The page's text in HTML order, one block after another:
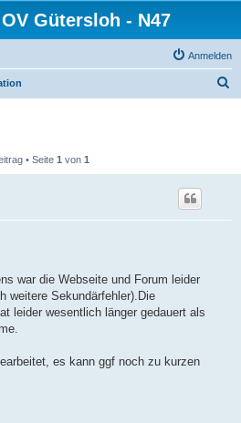
Gütersloh - N47
Anmelden
• Seite 1 von 1
war die Webseite und Forum leider
weitere Sekundärfehler).Die
leider wesentlich länger gedauert als
es kann ggf noch zu kurzen